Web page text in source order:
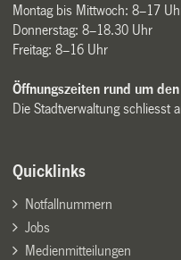
Montag bis Mittwoch: 8–17
Donnerstag: 8–18.30 Uhr
Freitag: 8–16 Uhr
Öffnungszeiten rund um
Die Stadtverwaltung schliesst
Quicklinks
Notfallnummern
Jobs
Medienmitteilungen